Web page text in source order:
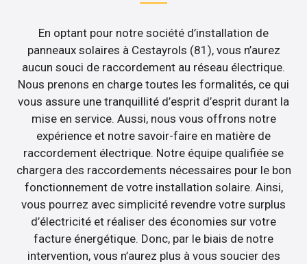
En optant pour notre société d’installation de
panneaux solaires à Cestayrols (81), vous n’aurez
aucun souci de raccordement au réseau électrique.
Nous prenons en charge toutes les formalités, ce qui
vous assure une tranquillité d’esprit d’esprit durant la
mise en service. Aussi, nous vous offrons notre
expérience et notre savoir-faire en matière de
raccordement électrique. Notre équipe qualifiée se
chargera des raccordements nécessaires pour le bon
fonctionnement de votre installation solaire. Ainsi,
vous pourrez avec simplicité revendre votre surplus
d’électricité et réaliser des économies sur votre
facture énergétique. Donc, par le biais de notre
intervention, vous n’aurez plus à vous soucier des